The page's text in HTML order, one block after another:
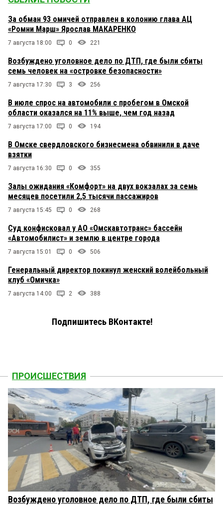
За обман 93 омичей отправлен в колонию глава АЦ
«Ромни Марш» Ярослав МАКАРЕНКО
7 августа 18:00 0 221
Возбуждено уголовное дело по ДТП, где были сбиты
семь человек на «островке безопасности»
7 августа 17:30 3 256
В июле спрос на автомобили с пробегом в Омской
области оказался на 11% выше, чем год назад
7 августа 17:00 0 194
В Омске свердловского бизнесмена обвинили в даче
взятки
7 августа 16:30 0 355
Залы ожидания «Комфорт» на двух вокзалах за семь
месяцев посетили 2,5 тысячи пассажиров
7 августа 15:45 0 268
Суд конфисковал у АО «Омскавтотранс» бассейн
«Автомобилист» и землю в центре города
7 августа 15:01 0 506
Генеральный директор покинул женский волейбольный
клуб «Омичка»
7 августа 14:00 2 388
Подпишитесь ВКонтакте!
ПРОИСШЕСТВИЯ
Возбуждено уголовное дело по ДТП, где были сбиты